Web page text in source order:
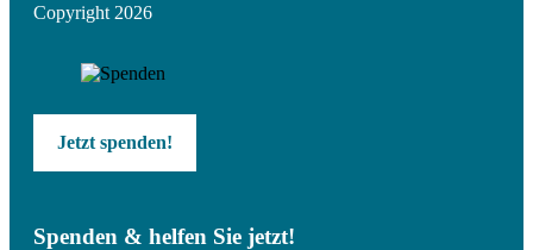
Copyright 2026
Jetzt spenden!
Spenden & helfen Sie jetzt!